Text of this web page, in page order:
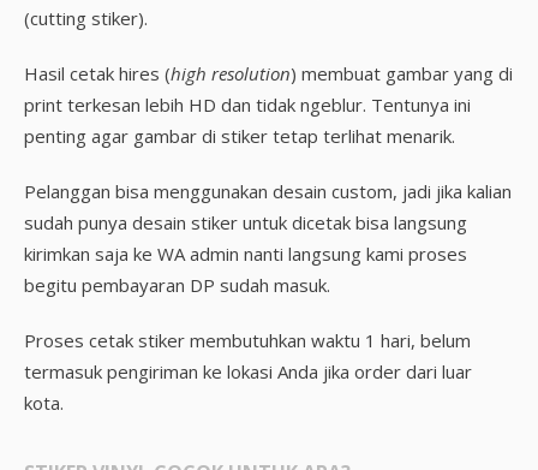
(cutting stiker).
Hasil cetak hires (high resolution) membuat gambar yang di
print terkesan lebih HD dan tidak ngeblur. Tentunya ini
penting agar gambar di stiker tetap terlihat menarik.
Pelanggan bisa menggunakan desain custom, jadi jika kalian
sudah punya desain stiker untuk dicetak bisa langsung
kirimkan saja ke WA admin nanti langsung kami proses
begitu pembayaran DP sudah masuk.
Proses cetak stiker membutuhkan waktu 1 hari, belum
termasuk pengiriman ke lokasi Anda jika order dari luar
kota.